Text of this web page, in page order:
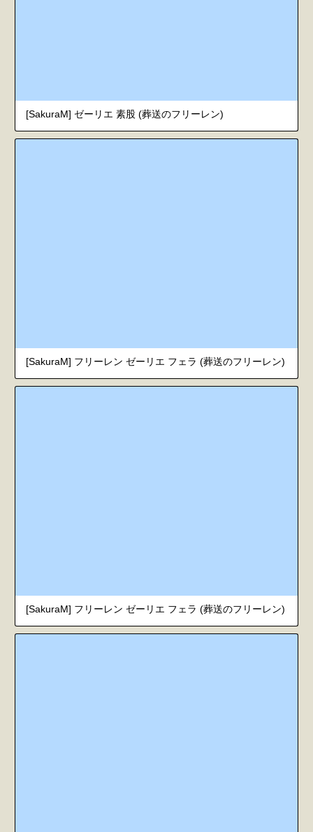
[SakuraM] ゼーリエ 素股 (葬送のフリーレン)
[SakuraM] フリーレン ゼーリエ フェラ (葬送のフリーレン)
[SakuraM] フリーレン ゼーリエ フェラ (葬送のフリーレン)